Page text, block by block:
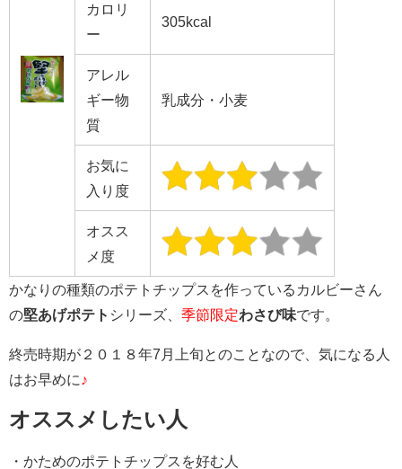
カロリ
ー
305kcal
アレル
ギー物
質
乳成分・小麦
お気に
入り度
オスス
メ度
かなりの種類のポテトチップスを作っているカルビーさん
の堅あげポテト シリーズ、 季節限定わさび味です。
終売時期が２０１８年7月上旬とのことなので、気になる人
はお早めに ♪
オススメしたい人
・かためのポテトチップスを好む人